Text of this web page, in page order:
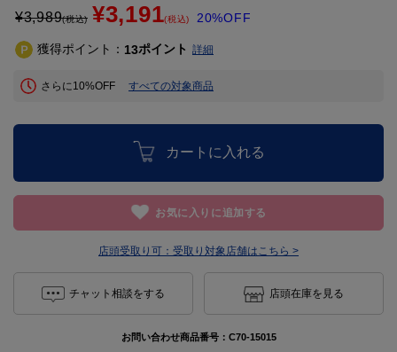
¥3,989(税込) ¥3,191(税込) 20%OFF
獲得ポイント： 13ポイント 詳細
さらに10%OFF すべての対象商品
カートに入れる
お気に入りに追加する
店頭受取り可： 受取り対象店舗はこちら >
チャット相談をする 店頭在庫を見る
お問い合わせ商品番号： C70-15015